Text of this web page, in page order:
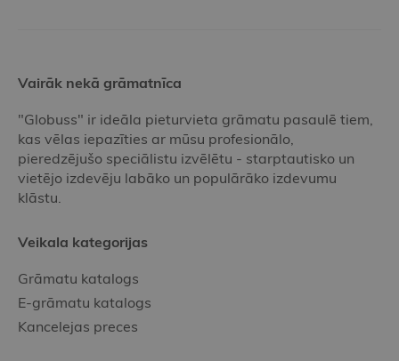
Vairāk nekā grāmatnīca
"Globuss" ir ideāla pieturvieta grāmatu pasaulē tiem,
kas vēlas iepazīties ar mūsu profesionālo,
pieredzējušo speciālistu izvēlētu - starptautisko un
vietējo izdevēju labāko un populārāko izdevumu
klāstu.
Veikala kategorijas
Grāmatu katalogs
E-grāmatu katalogs
Kancelejas preces